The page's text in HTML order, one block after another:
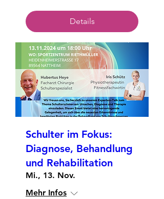
Details
Schulter im Fokus:
Diagnose, Behandlung
und Rehabilitation
Mi., 13. Nov.
Mehr Infos